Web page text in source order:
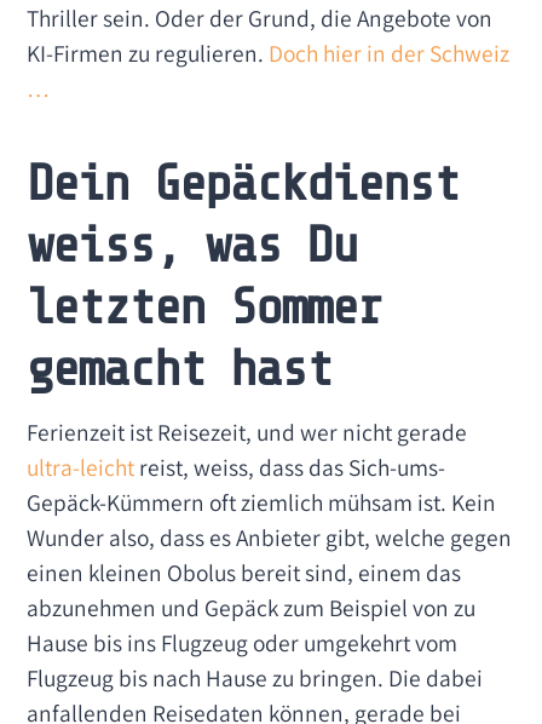
Thriller sein. Oder der Grund, die Angebote von
KI-Firmen zu regulieren. Doch hier in der Schweiz
…
Dein Gepäckdienst
weiss, was Du
letzten Sommer
gemacht hast
Ferienzeit ist Reisezeit, und wer nicht gerade
ultra-leichtreist, weiss, dass das Sich-ums-
Gepäck-Kümmern oft ziemlich mühsam ist. Kein
Wunder also, dass es Anbieter gibt, welche gegen
einen kleinen Obolus bereit sind, einem das
abzunehmen und Gepäck zum Beispiel von zu
Hause bis ins Flugzeug oder umgekehrt vom
Flugzeug bis nach Hause zu bringen. Die dabei
anfallenden Reisedaten können, gerade bei